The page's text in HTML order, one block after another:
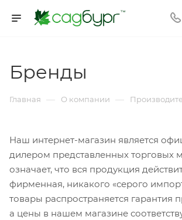
Бренды
Главная — О компании —
Наш интернет-магазин является
дилером представленных торговых
означает, что вся продукция
фирменная, никакого «серого
товары распространяется гарантия
а цены в нашем магазине